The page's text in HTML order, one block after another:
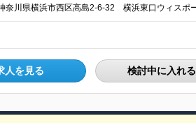
人を見る 検討中に入れる